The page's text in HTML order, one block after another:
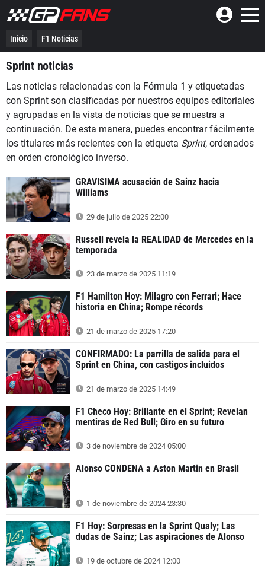
Inicio F1 Noticias
Sprint noticias
Las noticias relacionadas con la Fórmula 1 y etiquetadas
con Sprint son clasificadas por nuestros equipos editoriales
y agrupadas en la vista de noticias que se muestra a
continuación. De esta manera, puedes encontrar fácilmente
los titulares más recientes con la etiqueta Sprint, ordenados
en orden cronológico inverso.
GRAVÍSIMA acusación de Sainz hacia
Williams
29 de julio de 2025 22:00
Russell revela la REALIDAD de Mercedes en la
temporada
23 de marzo de 2025 11:19
F1 Hamilton Hoy: Milagro con Ferrari; Hace
historia en China; Rompe récords
21 de marzo de 2025 17:20
CONFIRMADO: La parrilla de salida para el
Sprint en China, con castigos incluidos
21 de marzo de 2025 14:49
F1 Checo Hoy: Brillante en el Sprint; Revelan
mentiras de Red Bull; Giro en su futuro
3 de noviembre de 2024 05:00
Alonso CONDENA a Aston Martin en Brasil
1 de noviembre de 2024 23:30
F1 Hoy: Sorpresas en la Sprint Qualy; Las
dudas de Sainz; Las aspiraciones de Alonso
19 de octubre de 2024 12:00